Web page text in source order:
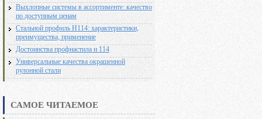
Выхлопные системы в ассортименте: качество
по доступным ценам
Стальной профиль Н114: характеристики,
преимущества, применение
Достоинства профнастила н 114
Универсальные качества окрашенной
рулонной стали
САМОЕ ЧИТАЕМОЕ